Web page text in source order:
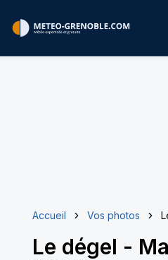
Accueil Vos photos
Le dégel -